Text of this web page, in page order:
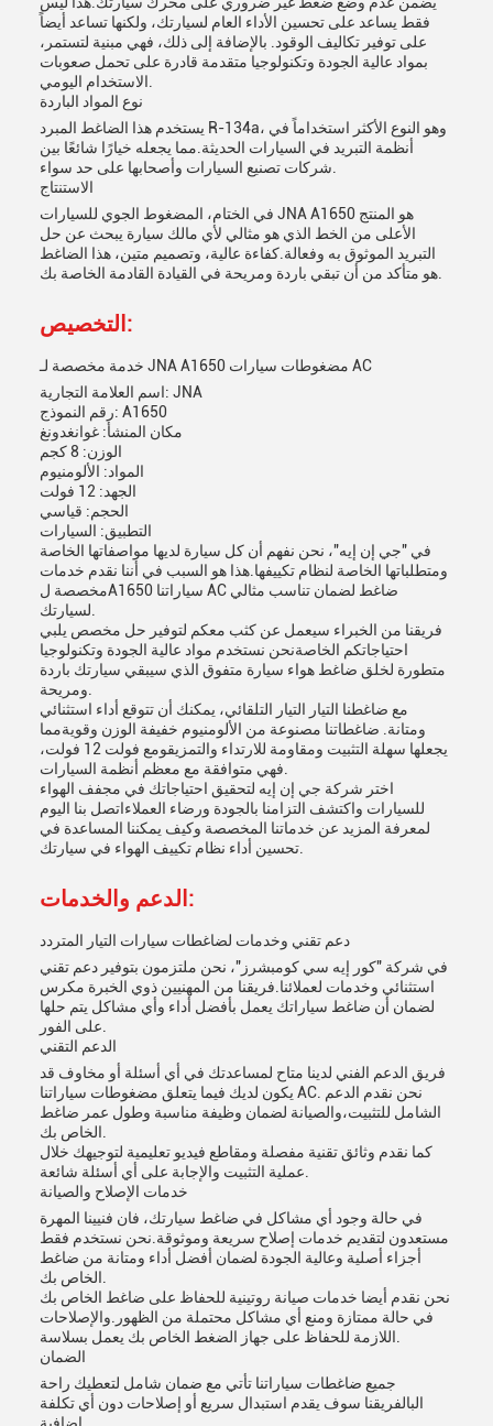
فقط يساعد على تحسين الأداء العام لسيارتك، ولكنها تساعد أيضاً
على توفير تكاليف الوقود. بالإضافة إلى ذلك، فهي مبنية لتستمر،
بمواد عالية الجودة وتكنولوجيا متقدمة قادرة على تحمل صعوبات
نوع المواد الباردة
يستخدم هذا الضاغط المبرد R-134a، وهو النوع الأكثر استخداماً في
أنظمة التبريد في السيارات الحديثة.مما يجعله خيارًا شائعًا بين
الاستنتاج
في الختام، المضغوط الجوي للسيارات JNA A1650 هو المنتج
الأعلى من الخط الذي هو مثالي لأي مالك سيارة يبحث عن حل
التبريد الموثوق به وفعالة.كفاءة عالية، وتصميم متين، هذا الضاغط
التخصيص:
خدمة مخصصة لـ JNA A1650 مضغوطات سيارات AC
اسم العلامة التجارية: JNA
رقم النموذج: A1650
مكان المنشأ: غوانغدونغ
الوزن: 8 كجم
المواد: الألومنيوم
الجهد: 12 فولت
الحجم: قياسي
التطبيق: السيارات
في "جي إن إيه"، نحن نفهم أن كل سيارة لديها مواصفاتها الخاصة
ومتطلباتها الخاصة لنظام تكييفها.هذا هو السبب في أننا نقدم خدمات
مخصصة لA1650 سياراتنا AC ضاغط لضمان تناسب مثالي
فريقنا من الخبراء سيعمل عن كثب معكم لتوفير حل مخصص يلبي
احتياجاتكم الخاصةنحن نستخدم مواد عالية الجودة وتكنولوجيا
متطورة لخلق ضاغط هواء سيارة متفوق الذي سيبقي سيارتك باردة
مع ضاغطنا التيار التيار التلقائي، يمكنك أن تتوقع أداء استثنائي
ومتانة. ضاغطاتنا مصنوعة من الألومنيوم خفيفة الوزن وقويةمما
يجعلها سهلة التثبيت ومقاومة للارتداء والتمزيقومع فولت 12 فولت،
اختر شركة جي إن إيه لتحقيق احتياجاتك في مجفف الهواء
للسيارات واكتشف التزامنا بالجودة ورضاء العملاءاتصل بنا اليوم
لمعرفة المزيد عن خدماتنا المخصصة وكيف يمكننا المساعدة في
الدعم والخدمات:
دعم تقني وخدمات لضاغطات سيارات التيار المتردد
في شركة "كور إيه سي كومبشرز"، نحن ملتزمون بتوفير دعم تقني
استثنائي وخدمات لعملائنا.فريقنا من المهنيين ذوي الخبرة مكرس
لضمان أن ضاغط سياراتك يعمل بأفضل أداء وأي مشاكل يتم حلها
الدعم التقني
فريق الدعم الفني لدينا متاح لمساعدتك في أي أسئلة أو مخاوف قد
يكون لديك فيما يتعلق مضغوطات سياراتنا AC. نحن نقدم الدعم
الشامل للتثبيت،والصيانة لضمان وظيفة مناسبة وطول عمر ضاغط
كما نقدم وثائق تقنية مفصلة ومقاطع فيديو تعليمية لتوجيهك خلال
خدمات الإصلاح والصيانة
في حالة وجود أي مشاكل في ضاغط سيارتك، فان فنيينا المهرة
مستعدون لتقديم خدمات إصلاح سريعة وموثوقة.نحن نستخدم فقط
أجزاء أصلية وعالية الجودة لضمان أفضل أداء ومتانة من ضاغط
نحن نقدم أيضا خدمات صيانة روتينية للحفاظ على ضاغط الخاص بك
في حالة ممتازة ومنع أي مشاكل محتملة من الظهور.والإصلاحات
الضمان
جميع ضاغطات سياراتنا تأتي مع ضمان شامل لتعطيك راحة
البالفريقنا سوف يقدم استبدال سريع أو إصلاحات دون أي تكلفة